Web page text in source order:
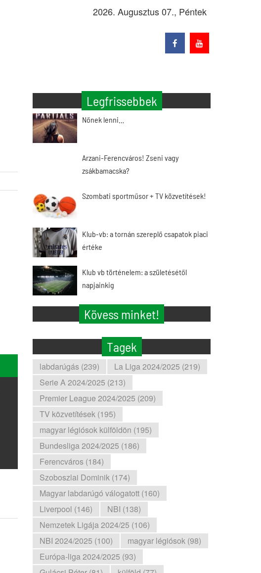
2026. Augusztus 07., Péntek
Legfrissebbek
Nőnek lenni…
Arzani-Ferencváros! Zseni vagy
zsákbamacska?
Szombati sportműsor + TV közvetítések!
Klub-vb: a tornán szereplő csapatok piaci
értéke
Klub vb történelem: a születésétől
napjainkig
Kövess minket!
Tagek
labdarúgás (239)
La Liga 2024/2025 (219)
Serie A 2024/2025 (213)
Premier League 2024/2025 (209)
TV közvetítések (195)
magyar légiósok külföldön (195)
Bundesliga 2024/2025 (186)
Ferencváros (184)
Szoboszlai Dominik (174)
Magyar labdarúgó válogatott (160)
Liverpool (146)
NBI (138)
Nemzetek Ligája 2024/25 (106)
NBI 2024/2025 (100)
magyar légiósok (98)
Európa-liga 2024/2025 (93)